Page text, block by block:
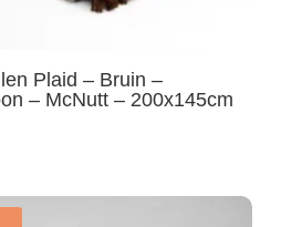
Plaid – Bruin –
– McNutt – 200x145cm